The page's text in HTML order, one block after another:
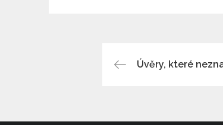
Úvěry, které